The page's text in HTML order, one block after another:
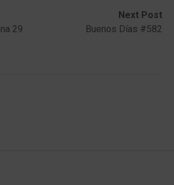
29
Next Post
Buenos Días #582